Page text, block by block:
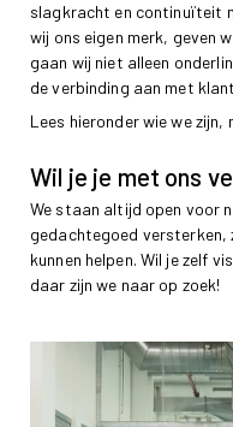
slagkracht en continuïteit
wij ons eigen merk, geven
gaan wij niet alleen
de verbinding aan met
Lees hieronder wie we
Wil je je met ons
We staan altijd open voor
gedachtegoed versterken,
kunnen helpen. Wil je zelf
daar zijn we naar op zoek!